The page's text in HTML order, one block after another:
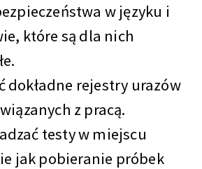
w języku i
które są dla nich
dokładne rejestry urazów
z pracą.
testy w miejscu
jak pobieranie próbek